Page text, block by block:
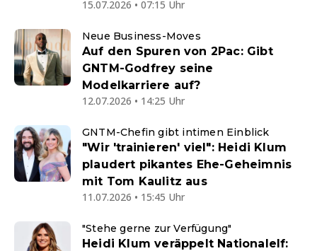
15.07.2026 • 07:15 Uhr
Neue Business-Moves
Auf den Spuren von 2Pac: Gibt
GNTM-Godfrey seine
Modelkarriere auf?
12.07.2026 • 14:25 Uhr
GNTM-Chefin gibt intimen Einblick
"Wir 'trainieren' viel": Heidi Klum
plaudert pikantes Ehe-Geheimnis
mit Tom Kaulitz aus
11.07.2026 • 15:45 Uhr
"Stehe gerne zur Verfügung"
Heidi Klum veräppelt Nationalelf: